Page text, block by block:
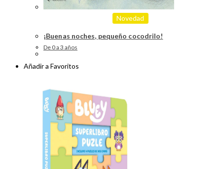
Novedad
¡Buenas noches, pequeño cocodrilo!
De 0 a 3 años
Añadir a Favoritos